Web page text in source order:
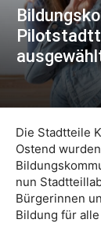
Die Stadtteile
Ostend
nun
Bürgerinnen
Bildung für